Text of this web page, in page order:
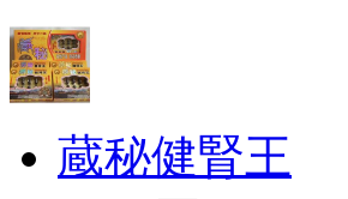
蔵秘健腎王